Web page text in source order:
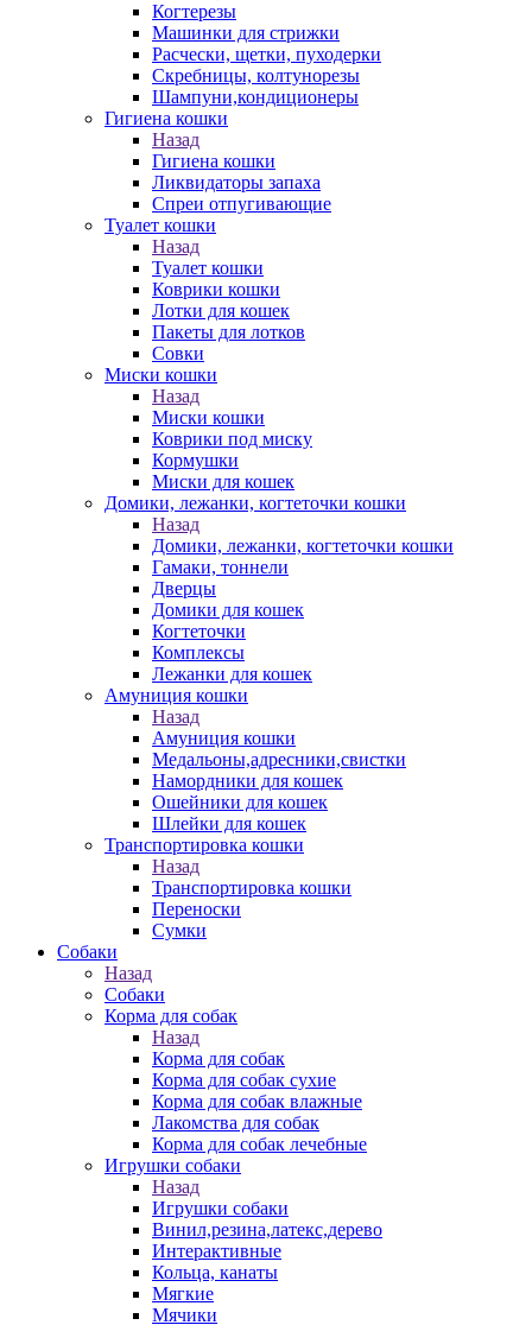
Когтерезы
Машинки для стрижки
Расчески, щетки, пуходерки
Скребницы, колтунорезы
Шампуни,кондиционеры
Гигиена кошки
Назад
Гигиена кошки
Ликвидаторы запаха
Спреи отпугивающие
Туалет кошки
Назад
Туалет кошки
Коврики кошки
Лотки для кошек
Пакеты для лотков
Совки
Миски кошки
Назад
Миски кошки
Коврики под миску
Кормушки
Миски для кошек
Домики, лежанки, когтеточки кошки
Назад
Домики, лежанки, когтеточки кошки
Гамаки, тоннели
Дверцы
Домики для кошек
Когтеточки
Комплексы
Лежанки для кошек
Амуниция кошки
Назад
Амуниция кошки
Медальоны,адресники,свистки
Намордники для кошек
Ошейники для кошек
Шлейки для кошек
Транспортировка кошки
Назад
Транспортировка кошки
Переноски
Сумки
Собаки
Назад
Собаки
Корма для собак
Назад
Корма для собак
Корма для собак сухие
Корма для собак влажные
Лакомства для собак
Корма для собак лечебные
Игрушки собаки
Назад
Игрушки собаки
Винил,резина,латекс,дерево
Интерактивные
Кольца, канаты
Мягкие
Мячики